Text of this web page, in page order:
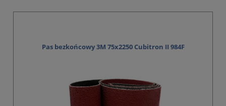
Pas bezkońcowy 3M 75x2250 Cubitron II 984F